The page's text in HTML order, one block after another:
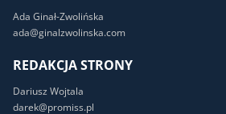
Ada Ginał-Zwolińska
ada@ginalzwolinska.com
REDAKCJA STRONY
Dariusz Wojtala
darek@promiss.pl